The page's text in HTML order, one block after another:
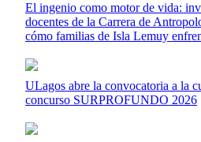
El ingenio como motor de vida:
docentes de la Carrera de
cómo familias de Isla Lemuy
ULagos abre la convocatoria a la
concurso SURPROFUNDO 2026